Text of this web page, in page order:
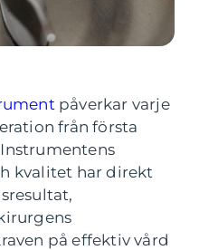
påverkar varje
från första
kvalitet har direkt
på effektiv vård